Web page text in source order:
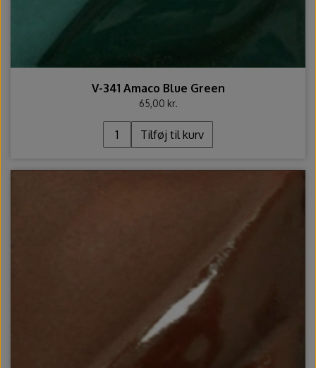
V-341 Amaco Blue Green
65,00 kr.
Tilføj til kurv